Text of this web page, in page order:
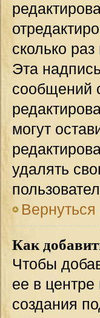
сколько
Эта
сообщений
могут
удалять
Как
Чтобы
ее в центре
создания